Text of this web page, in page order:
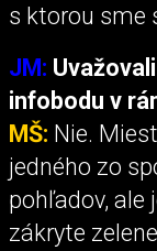
s ktorou sme
JM:
infobodu v
MŠ: Nie.
jedného zo
pohľadov, ale
zákryte